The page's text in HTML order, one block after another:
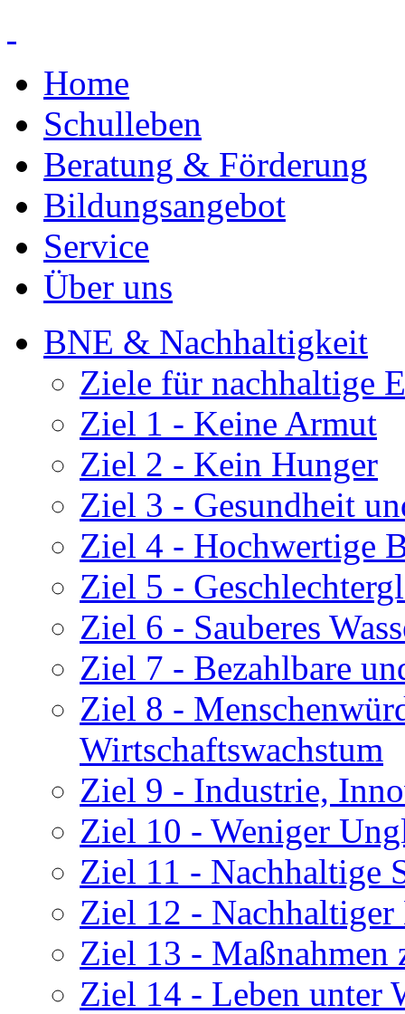
Home
Schulleben
Beratung & Förderung
Bildungsangebot
Service
Über uns
BNE & Nachhaltigkeit
Ziele für nachhaltige
Ziel 1 - Keine Armut
Ziel 2 - Kein Hunger
Ziel 3 - Gesundheit
Ziel 4 - Hochwertige
Ziel 5 -
Ziel 6 - Sauberes
Ziel 7 - Bezahlbare
Ziel 8 -
Wirtschaftswachstum
Ziel 9 - Industrie,
Ziel 10 - Weniger
Ziel 11 - Nachhaltige
Ziel 12 -
Ziel 13 - Maßnahmen
Ziel 14 - Leben unter